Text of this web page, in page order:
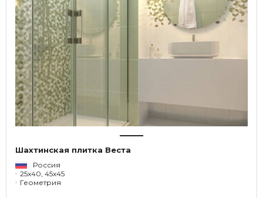
Шахтинская плитка Веста
Россия
25x40, 45x45
Геометрия